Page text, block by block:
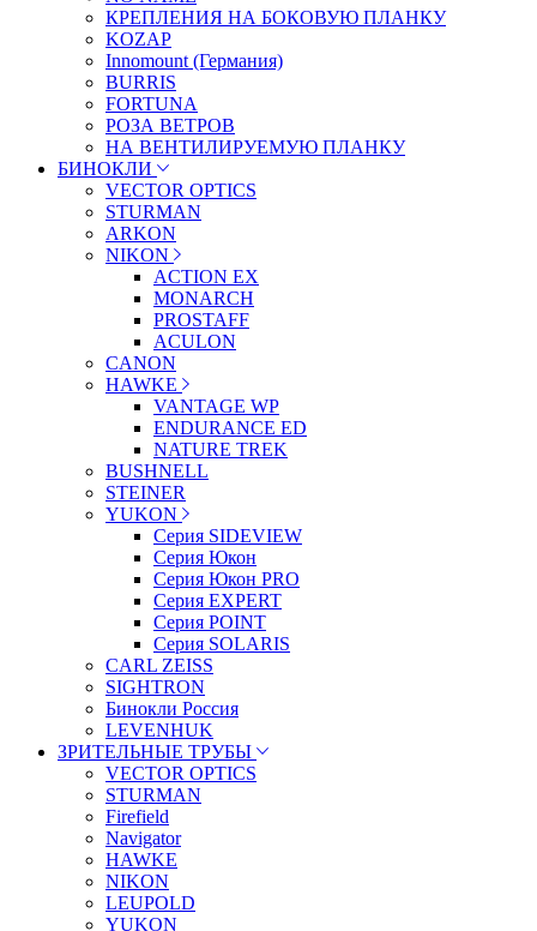
КРЕПЛЕНИЯ НА БОКОВУЮ ПЛАНКУ
KOZAP
Innomount (Германия)
BURRIS
FORTUNA
РОЗА ВЕТРОВ
НА ВЕНТИЛИРУЕМУЮ ПЛАНКУ
БИНОКЛИ
VECTOR OPTICS
STURMAN
ARKON
NIKON
ACTION EX
MONARCH
PROSTAFF
ACULON
CANON
HAWKE
VANTAGE WP
ENDURANCE ED
NATURE TREK
BUSHNELL
STEINER
YUKON
Серия SIDEVIEW
Серия Юкон
Серия Юкон PRO
Серия EXPERT
Серия POINT
Серия SOLARIS
CARL ZEISS
SIGHTRON
Бинокли Россия
LEVENHUK
ЗРИТЕЛЬНЫЕ ТРУБЫ
VECTOR OPTICS
STURMAN
Firefield
Navigator
HAWKE
NIKON
LEUPOLD
YUKON